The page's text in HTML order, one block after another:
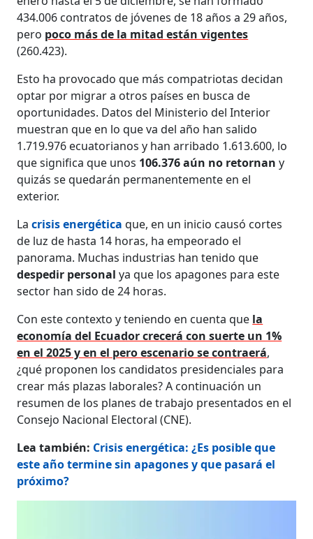
434.006 contratos de jóvenes de 18 años a 29 años,
pero poco más de la mitad están vigentes
(260.423).
Esto ha provocado que más compatriotas decidan
optar por migrar a otros países en busca de
oportunidades. Datos del Ministerio del Interior
muestran que en lo que va del año han salido
1.719.976 ecuatorianos y han arribado 1.613.600, lo
que significa que unos 106.376 aún no retornan y
quizás se quedarán permanentemente en el
exterior.
Lacrisis energética que, en un inicio causó cortes
de luz de hasta 14 horas, ha empeorado el
panorama. Muchas industrias han tenido que
despedir personalya que los apagones para este
sector han sido de 24 horas.
Con este contexto y teniendo en cuenta que la
economía del Ecuador crecerá con suerte un 1%
en el 2025 y en el pero escenario se contraerá,
¿qué proponen los candidatos presidenciales para
crear más plazas laborales? A continuación un
resumen de los planes de trabajo presentados en el
Consejo Nacional Electoral (CNE).
Lea también: Crisis energética: ¿Es posible que
este año termine sin apagones y que pasará el
próximo?